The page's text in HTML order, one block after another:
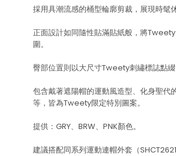
採用具潮流感的桶型輪廓剪裁，展現時髦
正面設計如同隨性貼滿貼紙般，將
圍。
臀部位置則以大尺寸Tweety刺繡標誌點綴
包含戴著遮陽帽的運動風造型、化身聖代
等，皆為Tweety限定特別圖案。
提供：GRY、BRW、PNK顏色。
建議搭配同系列運動連帽外套（